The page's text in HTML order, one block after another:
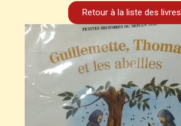
Retour à la liste des livres